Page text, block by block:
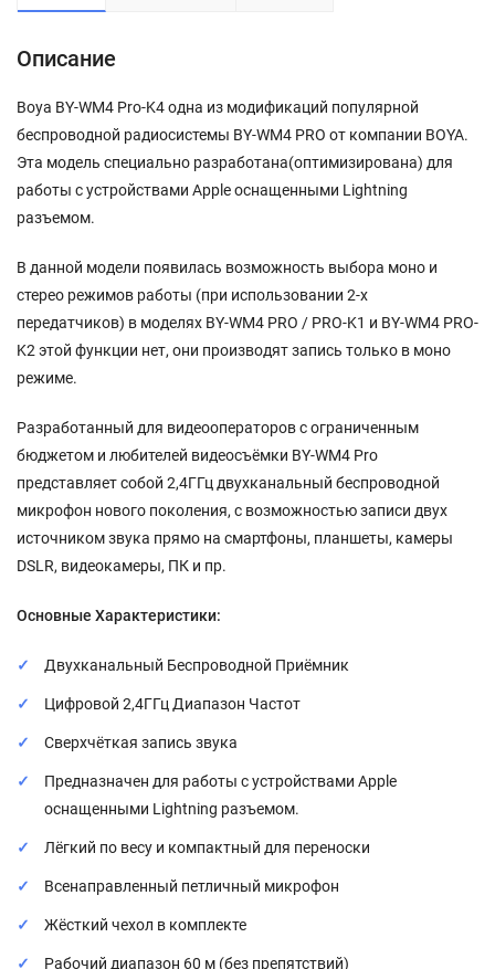
Описание
Boya BY-WM4 Pro-K4 одна из модификаций популярной
беспроводной радиосистемы BY-WM4 PRO от компании BOYA.
Эта модель специально разработана(оптимизирована) для
работы с устройствами Apple оснащенными Lightning
разъемом.
В данной модели появилась возможность выбора моно и
стерео режимов работы (при использовании 2-х
передатчиков) в моделях BY-WM4 PRO / PRO-K1 и BY-WM4 PRO-
K2 этой функции нет, они производят запись только в моно
режиме.
Разработанный для видеооператоров с ограниченным
бюджетом и любителей видеосъёмки BY-WM4 Pro
представляет собой 2,4ГГц двухканальный беспроводной
микрофон нового поколения, с возможностью записи двух
источником звука прямо на смартфоны, планшеты, камеры
DSLR, видеокамеры, ПК и пр.
Основные Характеристики:
Двухканальный Беспроводной Приёмник
Цифровой 2,4ГГц Диапазон Частот
Сверхчёткая запись звука
Предназначен для работы с устройствами Apple
оснащенными Lightning разъемом.
Лёгкий по весу и компактный для переноски
Всенаправленный петличный микрофон
Жёсткий чехол в комплекте
Рабочий диапазон 60 м (без препятствий)